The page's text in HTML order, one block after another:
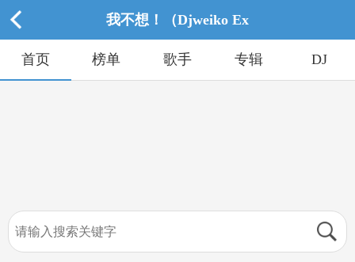
我不想！（Djweiko Ex
首页 榜单 歌手 专辑 DJ